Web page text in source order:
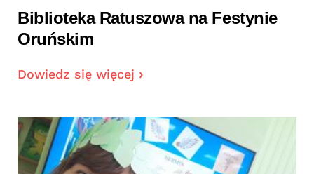
Biblioteka Ratuszowa na Festynie
Oruńskim
Dowiedz się więcej